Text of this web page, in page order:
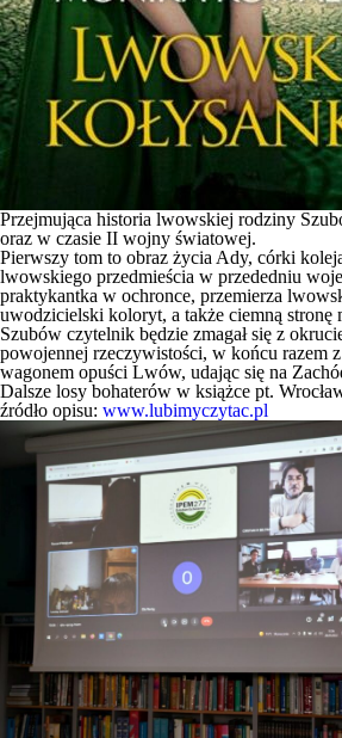
Przejmująca historia lwowskiej rodziny
oraz w czasie II wojny światowej.
Pierwszy tom to obraz życia Ady, córki
lwowskiego przedmieścia w przededniu
praktykantka w ochronce, przemierza
uwodzicielski koloryt, a także ciemną stronę
Szubów czytelnik będzie zmagał się z
powojennej rzeczywistości, w końcu razem
wagonem opuści Lwów, udając się na
Dalsze losy bohaterów w książce pt.
źródło opisu: www.lubimyczytac.pl